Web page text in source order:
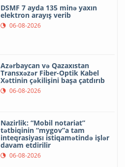
DSMF 7 ayda 135 minə yaxın
elektron arayış verib
06-08-2026
Azərbaycan və Qazaxıstan
Transxəzər Fiber-Optik Kabel
Xəttinin çəkilişini başa çatdırıb
06-08-2026
Nazirlik: “Mobil notariat”
tətbiqinin “mygov”a tam
inteqrasiyası istiqamətində işlər
davam etdirilir
06-08-2026